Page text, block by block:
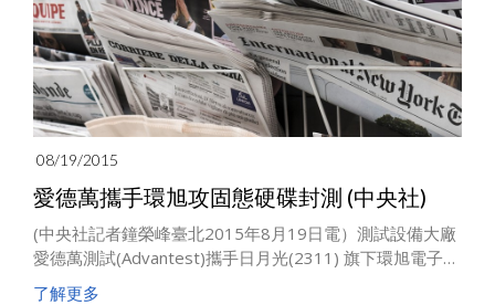
08/19/2015
愛德萬攜手環旭攻固態硬碟封測 (中央社)
(中央社記者鐘榮峰臺北2015年8月19日電）測試設備大廠
愛德萬測試(Advantest)攜手日月光(2311) 旗下環旭電子
(USI)，佈局固態硬碟(SSD)封測代工。
了解更多